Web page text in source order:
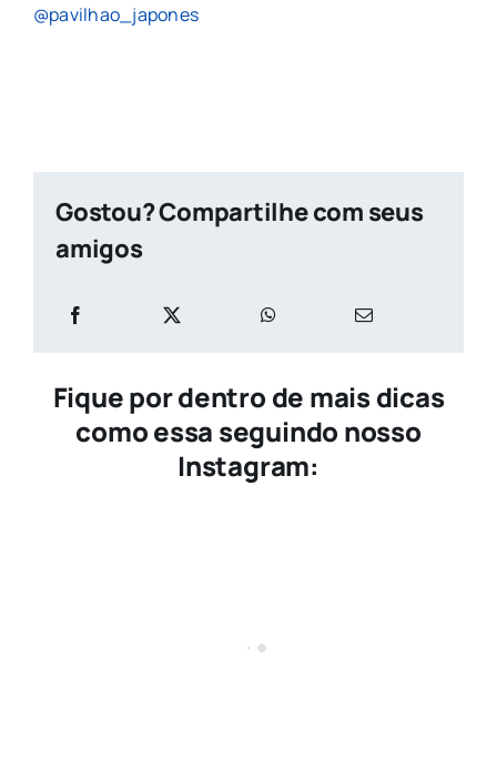
@pavilhao_japones
Gostou? Compartilhe com seus
amigos
Fique por dentro de mais dicas
como essa seguindo nosso
Instagram: